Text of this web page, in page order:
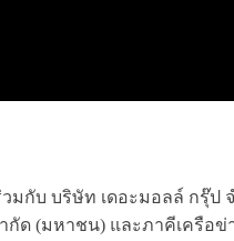
มกับ บริษัท เดอะมอลล์ กรุ๊ป
กัด (มหาชน) และภาคีเครือข่